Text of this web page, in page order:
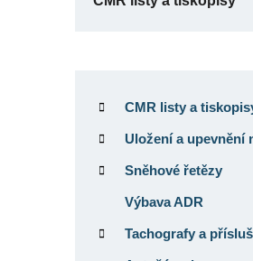
kategorie
CMR listy a
Uložení a upevnění
Sněhové řetězy
Výbava ADR
Tachografy a